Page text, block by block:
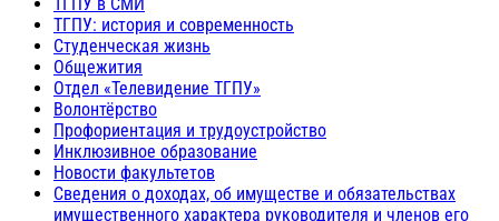
ТГПУ: история и современность
Студенческая жизнь
Общежития
Отдел «Телевидение ТГПУ»
Волонтёрство
Профориентация и трудоустройство
Инклюзивное образование
Новости факультетов
Сведения о доходах, об имуществе и обязательствах
имущественного характера руководителя и членов его